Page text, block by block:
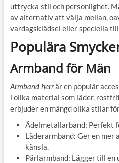
uttrycka stil och personlighet.
av alternativ att välja mellan,
vardagsklädsel eller speciella
Populära
Armband för Män
Armband herrär en populär
i olika material som läder,
erbjuder en mängd olika stilar
Ädelmetallarband: Perfekt
Läderarmband: Ger en mer
känsla.
Pärlarmband: Lägger till en